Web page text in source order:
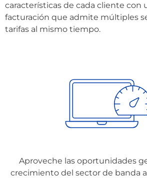
características de cada cliente con
facturación que admite múltiples
tarifas al mismo tiempo.
Aproveche las oportunidades
crecimiento del sector de banda